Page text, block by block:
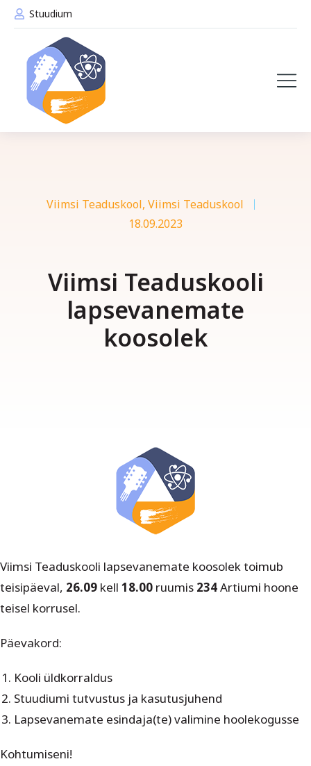
Stuudium
Viimsi Teaduskool, Viimsi Teaduskool
18.09.2023
Viimsi Teaduskooli
lapsevanemate
koosolek
Viimsi Teaduskooli lapsevanemate koosolek toimub
teisipäeval, 26.09 kell 18.00 ruumis 234Artiumi hoone
teisel korrusel.
Päevakord:
Kooli üldkorraldus
Stuudiumi tutvustus ja kasutusjuhend
Lapsevanemate esindaja(te) valimine hoolekogusse
Kohtumiseni!